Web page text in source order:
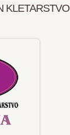
KLETARSTVO